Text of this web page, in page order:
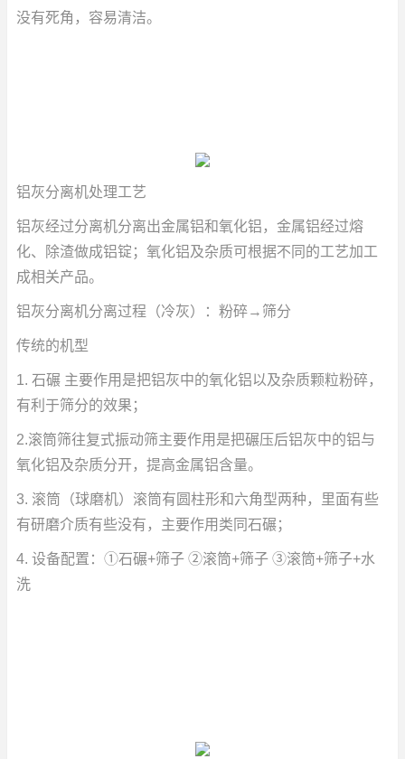
没有死角，容易清洁。
铝灰分离机处理工艺
铝灰经过分离机分离出金属铝和氧化铝，金属铝经过熔
化、除渣做成铝锭；氧化铝及杂质可根据不同的工艺加工
成相关产品。
铝灰分离机分离过程（冷灰）：粉碎→筛分
传统的机型
1. 石碾 主要作用是把铝灰中的氧化铝以及杂质颗粒粉碎，
有利于筛分的效果；
2.滚筒筛往复式振动筛主要作用是把碾压后铝灰中的铝与
氧化铝及杂质分开，提高金属铝含量。
3. 滚筒（球磨机）滚筒有圆柱形和六角型两种，里面有些
有研磨介质有些没有，主要作用类同石碾；
4. 设备配置：①石碾+筛子 ②滚筒+筛子 ③滚筒+筛子+水
洗